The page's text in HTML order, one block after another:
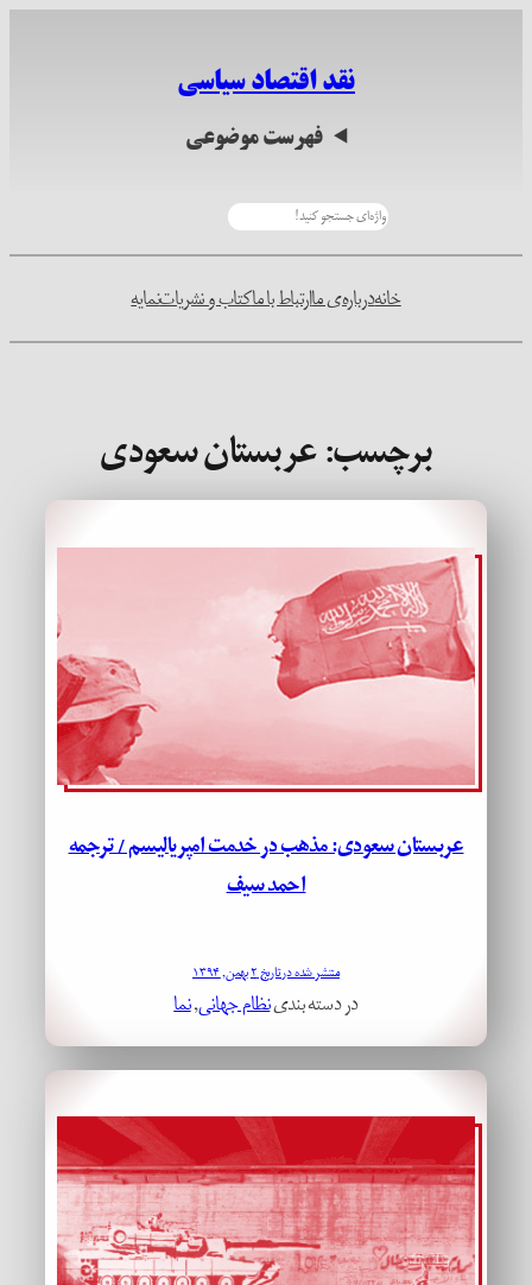
نقد اقتصاد سیاسی
فهرست موضوعی
خانهدرباره‌ی ماارتباط با ماکتاب و نشریاتنمایه
برچسب:عربستان سعودی
عربستان سعودی: مذهب در خدمت امپریالیسم / ترجمه
احمد سیف
منتشر شده در تاریخ ۲ بهمن, ۱۳۹۴
در دسته بندینظام جهانی, نما